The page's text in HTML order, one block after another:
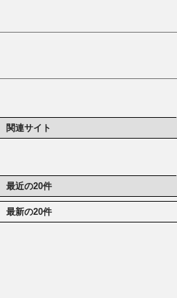
関連サイト
最近の20件
最新の20件